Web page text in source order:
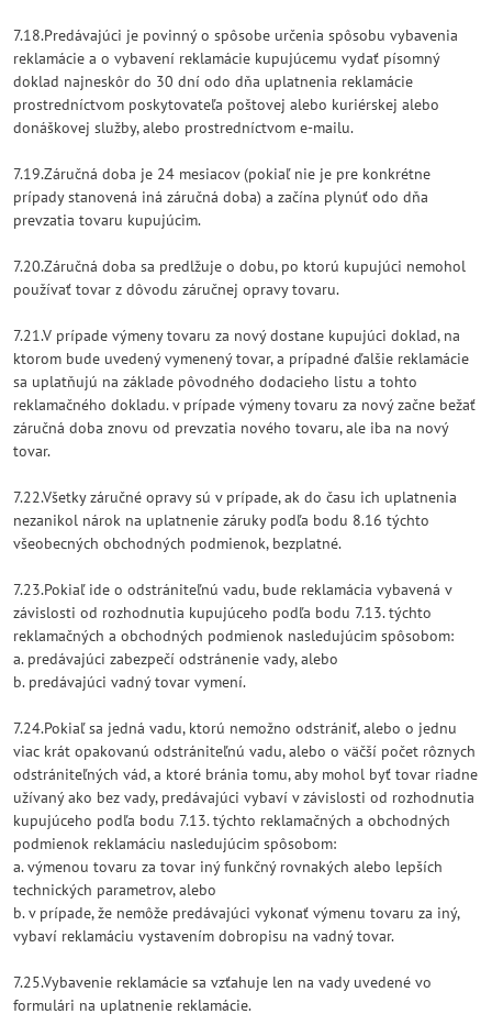
7.18.Predávajúci je povinný o spôsobe určenia spôsobu vybavenia
reklamácie a o vybavení reklamácie kupujúcemu vydať písomný
doklad najneskôr do 30 dní odo dňa uplatnenia reklamácie
prostredníctvom poskytovateľa poštovej alebo kuriérskej alebo
donáškovej služby, alebo prostredníctvom e-mailu.
7.19.Záručná doba je 24 mesiacov (pokiaľ nie je pre konkrétne
prípady stanovená iná záručná doba) a začína plynúť odo dňa
prevzatia tovaru kupujúcim.
7.20.Záručná doba sa predlžuje o dobu, po ktorú kupujúci nemohol
používať tovar z dôvodu záručnej opravy tovaru.
7.21.V prípade výmeny tovaru za nový dostane kupujúci doklad, na
ktorom bude uvedený vymenený tovar, a prípadné ďalšie reklamácie
sa uplatňujú na základe pôvodného dodacieho listu a tohto
reklamačného dokladu. v prípade výmeny tovaru za nový začne bežať
záručná doba znovu od prevzatia nového tovaru, ale iba na nový
tovar.
7.22.Všetky záručné opravy sú v prípade, ak do času ich uplatnenia
nezanikol nárok na uplatnenie záruky podľa bodu 8.16 týchto
všeobecných obchodných podmienok, bezplatné.
7.23.Pokiaľ ide o odstrániteľnú vadu, bude reklamácia vybavená v
závislosti od rozhodnutia kupujúceho podľa bodu 7.13. týchto
reklamačných a obchodných podmienok nasledujúcim spôsobom:
a. predávajúci zabezpečí odstránenie vady, alebo
b. predávajúci vadný tovar vymení.
7.24.Pokiaľ sa jedná vadu, ktorú nemožno odstrániť, alebo o jednu
viac krát opakovanú odstrániteľnú vadu, alebo o väčší počet rôznych
odstrániteľných vád, a ktoré bránia tomu, aby mohol byť tovar riadne
užívaný ako bez vady, predávajúci vybaví v závislosti od rozhodnutia
kupujúceho podľa bodu 7.13. týchto reklamačných a obchodných
podmienok reklamáciu nasledujúcim spôsobom:
a. výmenou tovaru za tovar iný funkčný rovnakých alebo lepších
technických parametrov, alebo
b. v prípade, že nemôže predávajúci vykonať výmenu tovaru za iný,
vybaví reklamáciu vystavením dobropisu na vadný tovar.
7.25.Vybavenie reklamácie sa vzťahuje len na vady uvedené vo
formulári na uplatnenie reklamácie.